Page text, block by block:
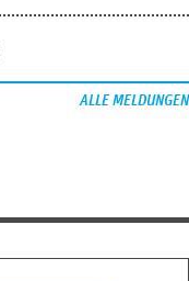
ALLE MELDUNGEN